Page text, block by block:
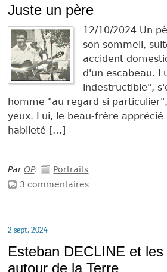
Juste un père
12/10/2024 Un
son sommeil,
accident
d'un escabeau.
indestructible",
homme "au regard si
yeux. Lui, le beau-frère apprécié
habileté […]
ParOP.
Portraits
3 commentaires
2 sept. 2024
Esteban DECLINE et
autour de la Terre